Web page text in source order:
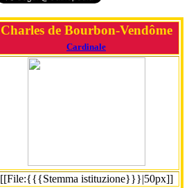
Charles de Bourbon-Vendôme
Cardinale
[[File:{{{Stemma istituzione}}}|50px]]